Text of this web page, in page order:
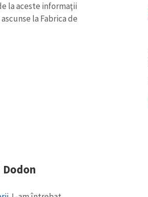
la aceste informaţii
la Fabrica de